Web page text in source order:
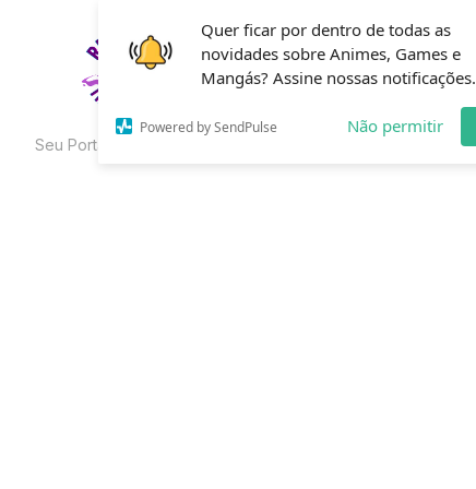
Quer ficar por dentro de todas as
novidades sobre Animes, Games e
Mangás? Assine nossas notificações.
Powered by SendPulse Não permitir
Seu Portal de Curiosidades
HOME